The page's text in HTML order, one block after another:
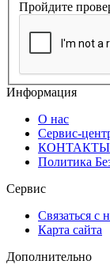
Пройдите
Информация
О нас
Сервис-
КОНТАКТЫ
Политика
Сервис
Связаться с
Карта сайта
Дополнительно